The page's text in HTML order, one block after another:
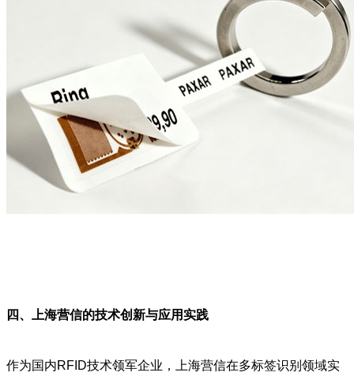
四、上海营信的技术创新与应用实践
作为国内RFID技术领军企业，上海营信在多标签识别领域实